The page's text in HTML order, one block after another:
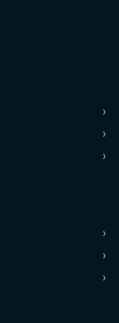
›
›
›
›
›
›